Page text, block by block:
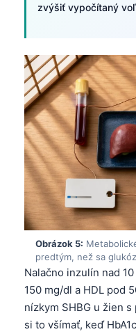
zvýšiť vypočítaný
Obrázok 5:
predtým, než sa
Nalačno inzulín nad
150 mg/dl a HDL pod
nízkym SHBG u žien
si to všímať, keď